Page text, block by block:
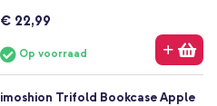
€ 22,99
Op voorraad
imoshion Trifold Bookcase Apple